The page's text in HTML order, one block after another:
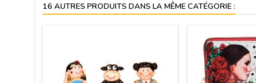
16 AUTRES PRODUITS DANS LA MÊME CATÉGORIE :